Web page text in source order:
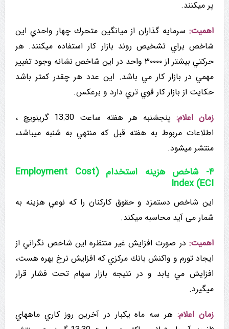
پر میکنند.
اهمیت:سرمایه گذاران از میانگین متحرك چهار واحدي این
شاخص براي تشخيص روند بازار کار استفاده ميكنند. هر
حركتي بيشتر از ۳۰۰۰۰ واحد در این شاخص نشانه وجود تغییر
مهمي در بازار کار مي باشد. این عدد هر چقدر کمتر باشد
حکایت از بازار کار قوي تري دارد و برعکس.
زمان اعلام:
پنجشنبه هر هفته ساعت 13:30 گرینویچ ،
اطلاعات مربوط به هفته قبل که منتهي به شنبه ميباشد،
منتشر میشود.
۴- شاخص هزینه استخدام (Employment Cost
Index (ECI
این شاخص دستمزد و حقوق کارکنان را که نوعي هزينه به
شمار می آید محاسبه ميکند.
اهمیت:در صورت افزایش غیر منتظره این شاخص نگراني از
ایجاد تورم و واکنش بانك مركزي که افزایش نرخ بهره هست،
افزايش مي يابد و در نتیجه بازار سهام تحت فشار قرار
میگیرد.
زمان اعلام:هر سه ماه يكبار در آخرین روز کاري ماههاي